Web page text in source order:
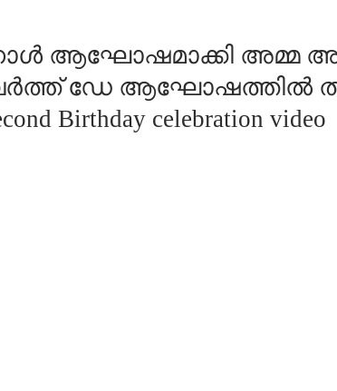
ആഘോഷമാക്കി അമ്മ
ഡേ ആഘോഷത്തിൽ
Birthday celebration video